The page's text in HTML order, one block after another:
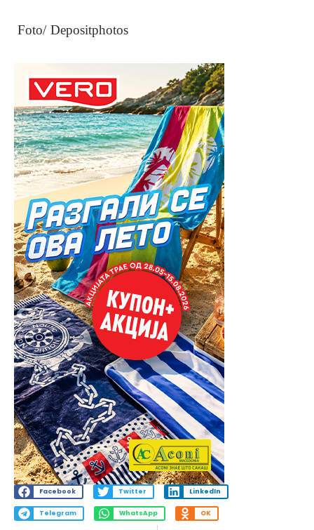
Foto/ Depositphotos
Facebook Twitter LinkedIn
Telegram WhatsApp OK